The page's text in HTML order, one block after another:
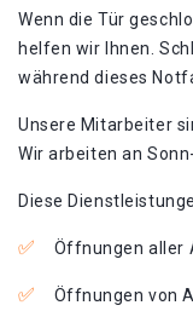
Wenn die Tür
helfen wir Ihnen.
während dieses
Unsere Mitarbeiter
Wir arbeiten an
Diese
Öffnungen aller
Öffnungen von